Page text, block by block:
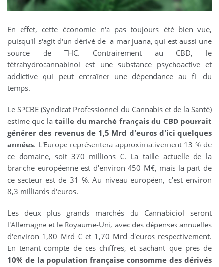
En effet, cette économie n'a pas toujours été bien vue,
puisqu'il s'agit d'un dérivé de la marijuana, qui est aussi une
source de THC. Contrairement au CBD, le
tétrahydrocannabinol est une substance psychoactive et
addictive qui peut entraîner une dépendance au fil du
temps.
Le SPCBE (Syndicat Professionnel du Cannabis et de la Santé)
estime que lataille du marché français du CBD pourrait
générer des revenus de 1,5 Mrd d'euros d'ici quelques
années. L'Europe représentera approximativement 13 % de
ce domaine, soit 370 millions €. La taille actuelle de la
branche européenne est d'environ 450 M€, mais la part de
ce secteur est de 31 %. Au niveau européen, c'est environ
8,3 milliards d'euros.
Les deux plus grands marchés du Cannabidiol seront
l'Allemagne et le Royaume-Uni, avec des dépenses annuelles
d'environ 1,80 Mrd € et 1,70 Mrd d'euros respectivement.
En tenant compte de ces chiffres, et sachant que près de
10% de la population française consomme des dérivés